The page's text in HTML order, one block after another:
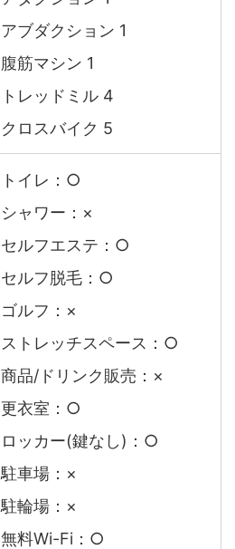
アブダクション 1
腹筋マシン 1
トレッドミル 4
クロスバイク 5
トイレ：○
シャワー：×
セルフエステ：○
セルフ脱毛：○
ゴルフ：×
ストレッチスペース：○
商品/ドリンク販売：×
更衣室：○
ロッカー(鍵なし)：○
駐車場：×
駐輪場：×
無料Wi-Fi：○